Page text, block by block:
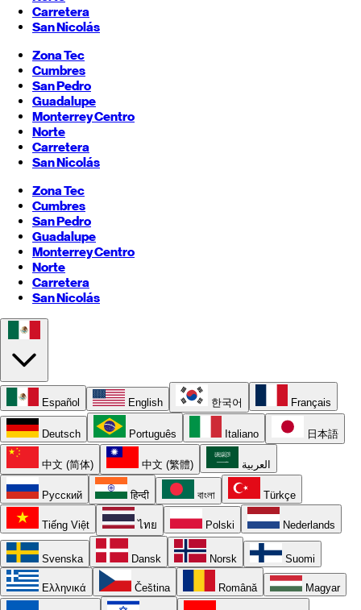
Carretera
San Nicolás
Zona Tec
Cumbres
San Pedro
Guadalupe
MonterreyCentro
Norte
Carretera
San Nicolás
Zona Tec
Cumbres
San Pedro
Guadalupe
MonterreyCentro
Norte
Carretera
San Nicolás
Español English 한국어 Français
Deutsch Português Italiano 日本語
中文 (简体) 中文 (繁體) العربية
Русский हिन्दी বাংলা Türkçe
Tiếng Việt ไทย Polski Nederlands
Svenska Dansk Norsk Suomi
Ελληνικά Čeština Română Magyar